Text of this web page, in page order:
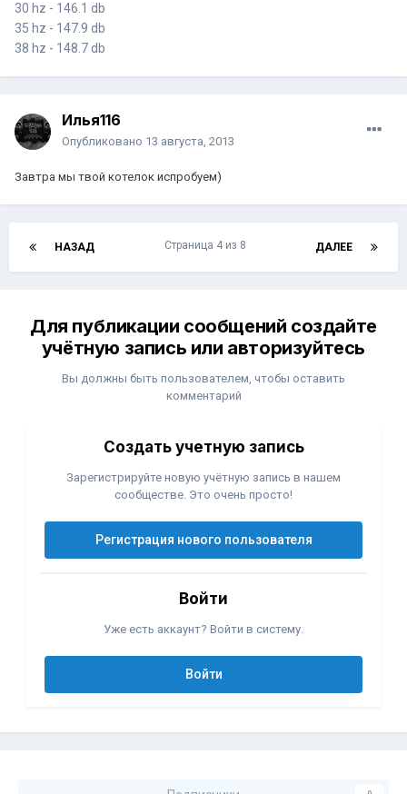
30 hz - 146.1 db
35 hz - 147.9 db
38 hz - 148.7 db
Илья116
Опубликовано 13 августа, 2013
Завтра мы твой котелок испробуем)
НАЗАД ДАЛЕЕ
Страница 4 из 8
Для публикации сообщений создайте
учётную запись или авторизуйтесь
Вы должны быть пользователем, чтобы оставить
комментарий
Создать учетную запись
Зарегистрируйте новую учётную запись в нашем
сообществе. Это очень просто!
Регистрация нового пользователя
Войти
Уже есть аккаунт? Войти в систему.
Войти